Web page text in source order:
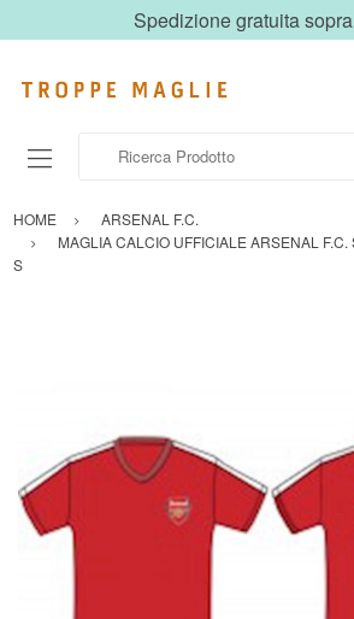
Spedizione gratuita
HOME
ARSENAL F.C.
MAGLIA CALCIO UFFICIALE ARSENAL
S